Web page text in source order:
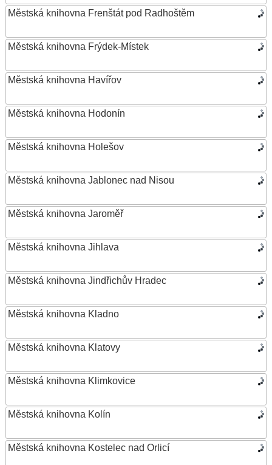
Městská knihovna Frenštát pod Radhoštěm
Městská knihovna Frýdek-Místek
Městská knihovna Havířov
Městská knihovna Hodonín
Městská knihovna Holešov
Městská knihovna Jablonec nad Nisou
Městská knihovna Jaroměř
Městská knihovna Jihlava
Městská knihovna Jindřichův Hradec
Městská knihovna Kladno
Městská knihovna Klatovy
Městská knihovna Klimkovice
Městská knihovna Kolín
Městská knihovna Kostelec nad Orlicí